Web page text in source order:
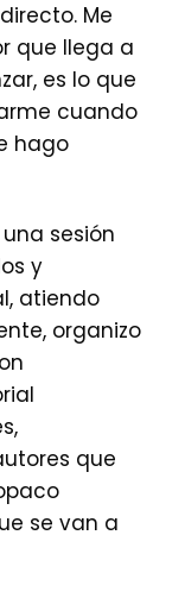
Me
que llega a
es lo que
cuando
hago
sesión
y
atiendo
organizo
que
se van a